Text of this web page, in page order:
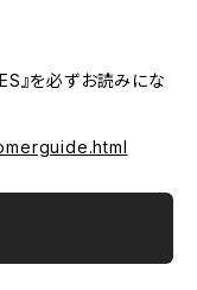
』を必ずお読みにな